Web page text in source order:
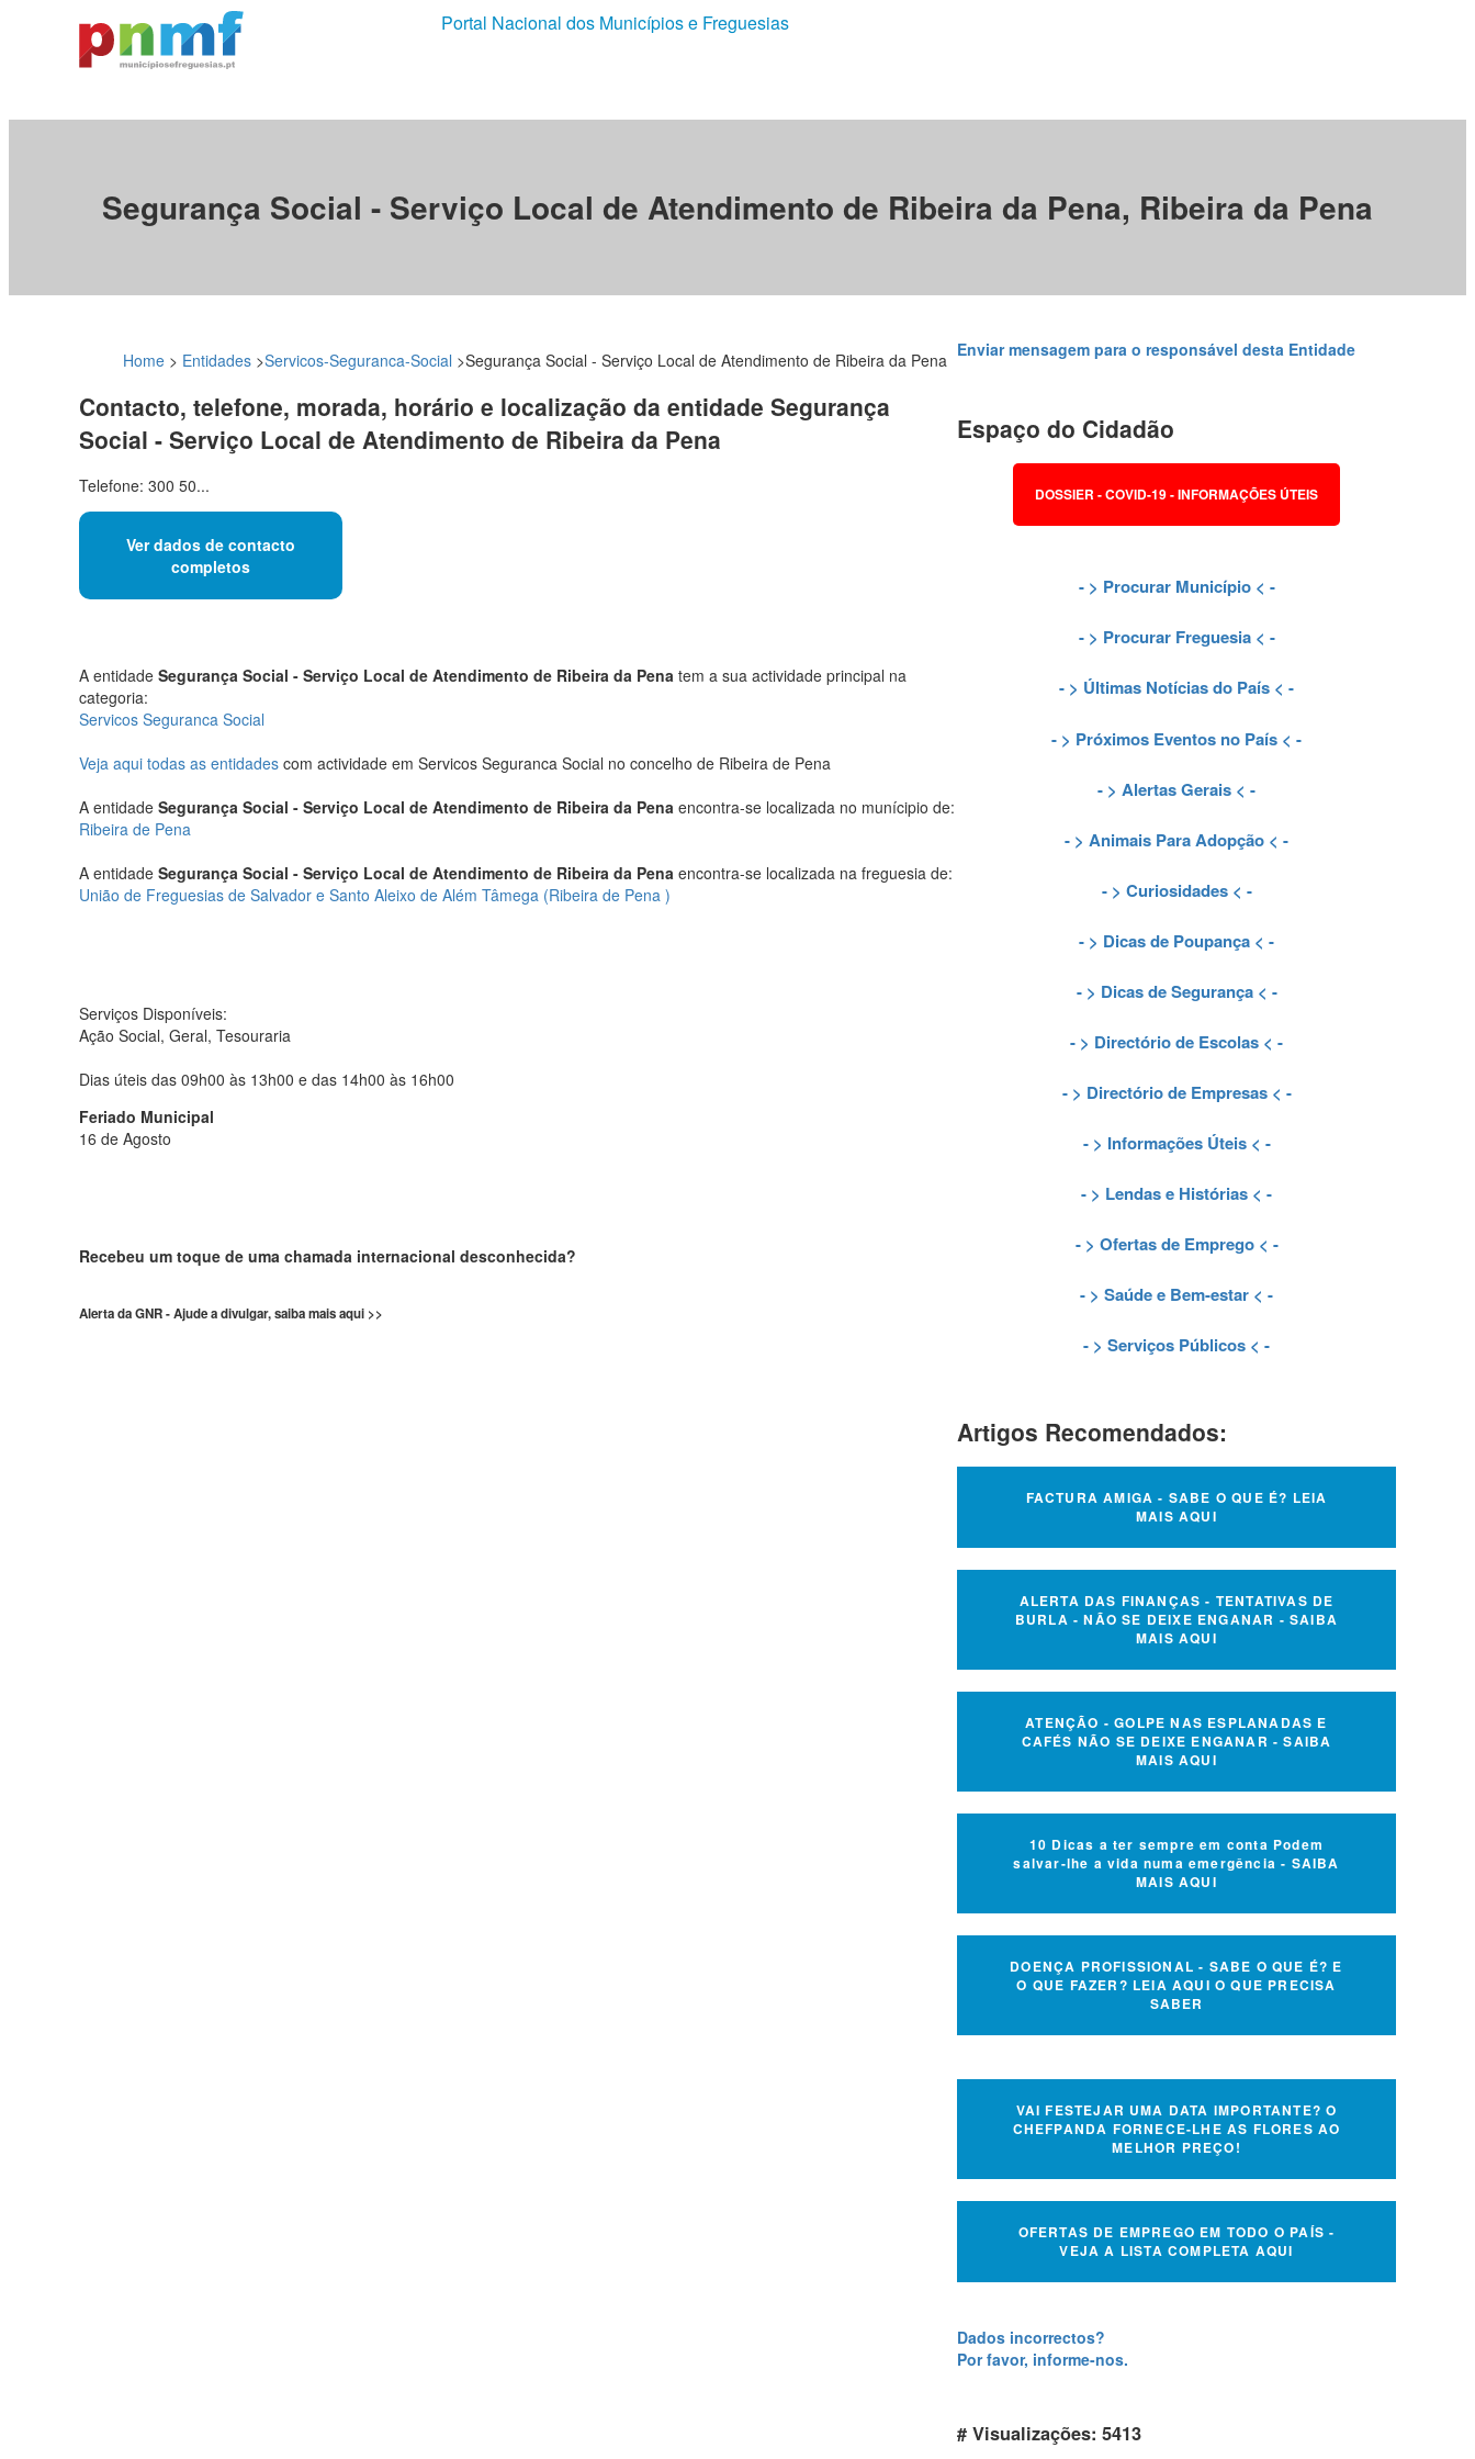
Portal Nacional dos Municípios e Freguesias
Segurança Social - Serviço Local de Atendimento de Ribeira da Pena, Ribeira da Pena
Home > Entidades >Servicos-Seguranca-Social >Segurança Social - Serviço Local de Atendimento de Ribeira da Pena
Contacto, telefone, morada, horário e localização da entidade Segurança
Social - Serviço Local de Atendimento de Ribeira da Pena
Telefone: 300 50...
Ver dados de contacto
completos
A entidade Segurança Social - Serviço Local de Atendimento de Ribeira da Pena tem a sua actividade principal na
categoria:
Servicos Seguranca Social
Veja aqui todas as entidades com actividade em Servicos Seguranca Social no concelho de Ribeira de Pena
A entidade Segurança Social - Serviço Local de Atendimento de Ribeira da Pena encontra-se localizada no munícipio de:
Ribeira de Pena
A entidade Segurança Social - Serviço Local de Atendimento de Ribeira da Pena encontra-se localizada na freguesia de:
União de Freguesias de Salvador e Santo Aleixo de Além Tâmega (Ribeira de Pena )
Serviços Disponíveis:
Ação Social, Geral, Tesouraria
Dias úteis das 09h00 às 13h00 e das 14h00 às 16h00
Feriado Municipal
16 de Agosto
Recebeu um toque de uma chamada internacional desconhecida?
Alerta da GNR - Ajude a divulgar, saiba mais aqui >>
Enviar mensagem para o responsável desta Entidade
Espaço do Cidadão
DOSSIER - COVID-19 - INFORMAÇÕES ÚTEIS
- > Procurar Município< -
- > Procurar Freguesia< -
- > Últimas Notícias do País < -
- > Próximos Eventos no País < -
- > Alertas Gerais < -
- > Animais Para Adopção < -
- > Curiosidades< -
- > Dicas de Poupança < -
- > Dicas de Segurança< -
- > Directório de Escolas < -
- > Directório de Empresas< -
- > Informações Úteis< -
- > Lendas e Histórias < -
- > Ofertas de Emprego< -
- > Saúde e Bem-estar < -
- > Serviços Públicos < -
Artigos Recomendados:
FACTURA AMIGA - SABE O QUE É? LEIA
MAIS AQUI
ALERTA DAS FINANÇAS - TENTATIVAS DE
BURLA - NÃO SE DEIXE ENGANAR - SAIBA
MAIS AQUI
ATENÇÃO - GOLPE NAS ESPLANADAS E
CAFÉS NÃO SE DEIXE ENGANAR - SAIBA
MAIS AQUI
10 Dicas a ter sempre em conta Podem
salvar-lhe a vida numa emergência - SAIBA
MAIS AQUI
DOENÇA PROFISSIONAL - SABE O QUE É? E
O QUE FAZER? LEIA AQUI O QUE PRECISA
SABER
VAI FESTEJAR UMA DATA IMPORTANTE? O
CHEFPANDA FORNECE-LHE AS FLORES AO
MELHOR PREÇO!
OFERTAS DE EMPREGO EM TODO O PAÍS -
VEJA A LISTA COMPLETA AQUI
Dados incorrectos?
Por favor, informe-nos.
# Visualizações: 5413